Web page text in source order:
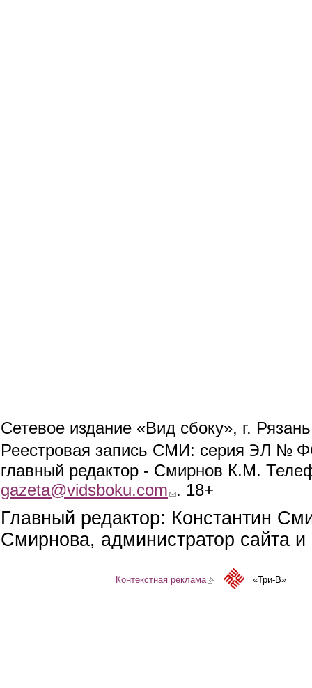
Сетевое издание «Вид сбоку», г.
Реестровая запись СМИ: серия ЭЛ №
главный редактор - Смирнов К.М.
gazeta@vidsboku.com (link sends e-mail)
. 18+
Главный редактор: Константин
Смирнова, администратор сайта
Контекстная реклама(link is external)«Три-В»